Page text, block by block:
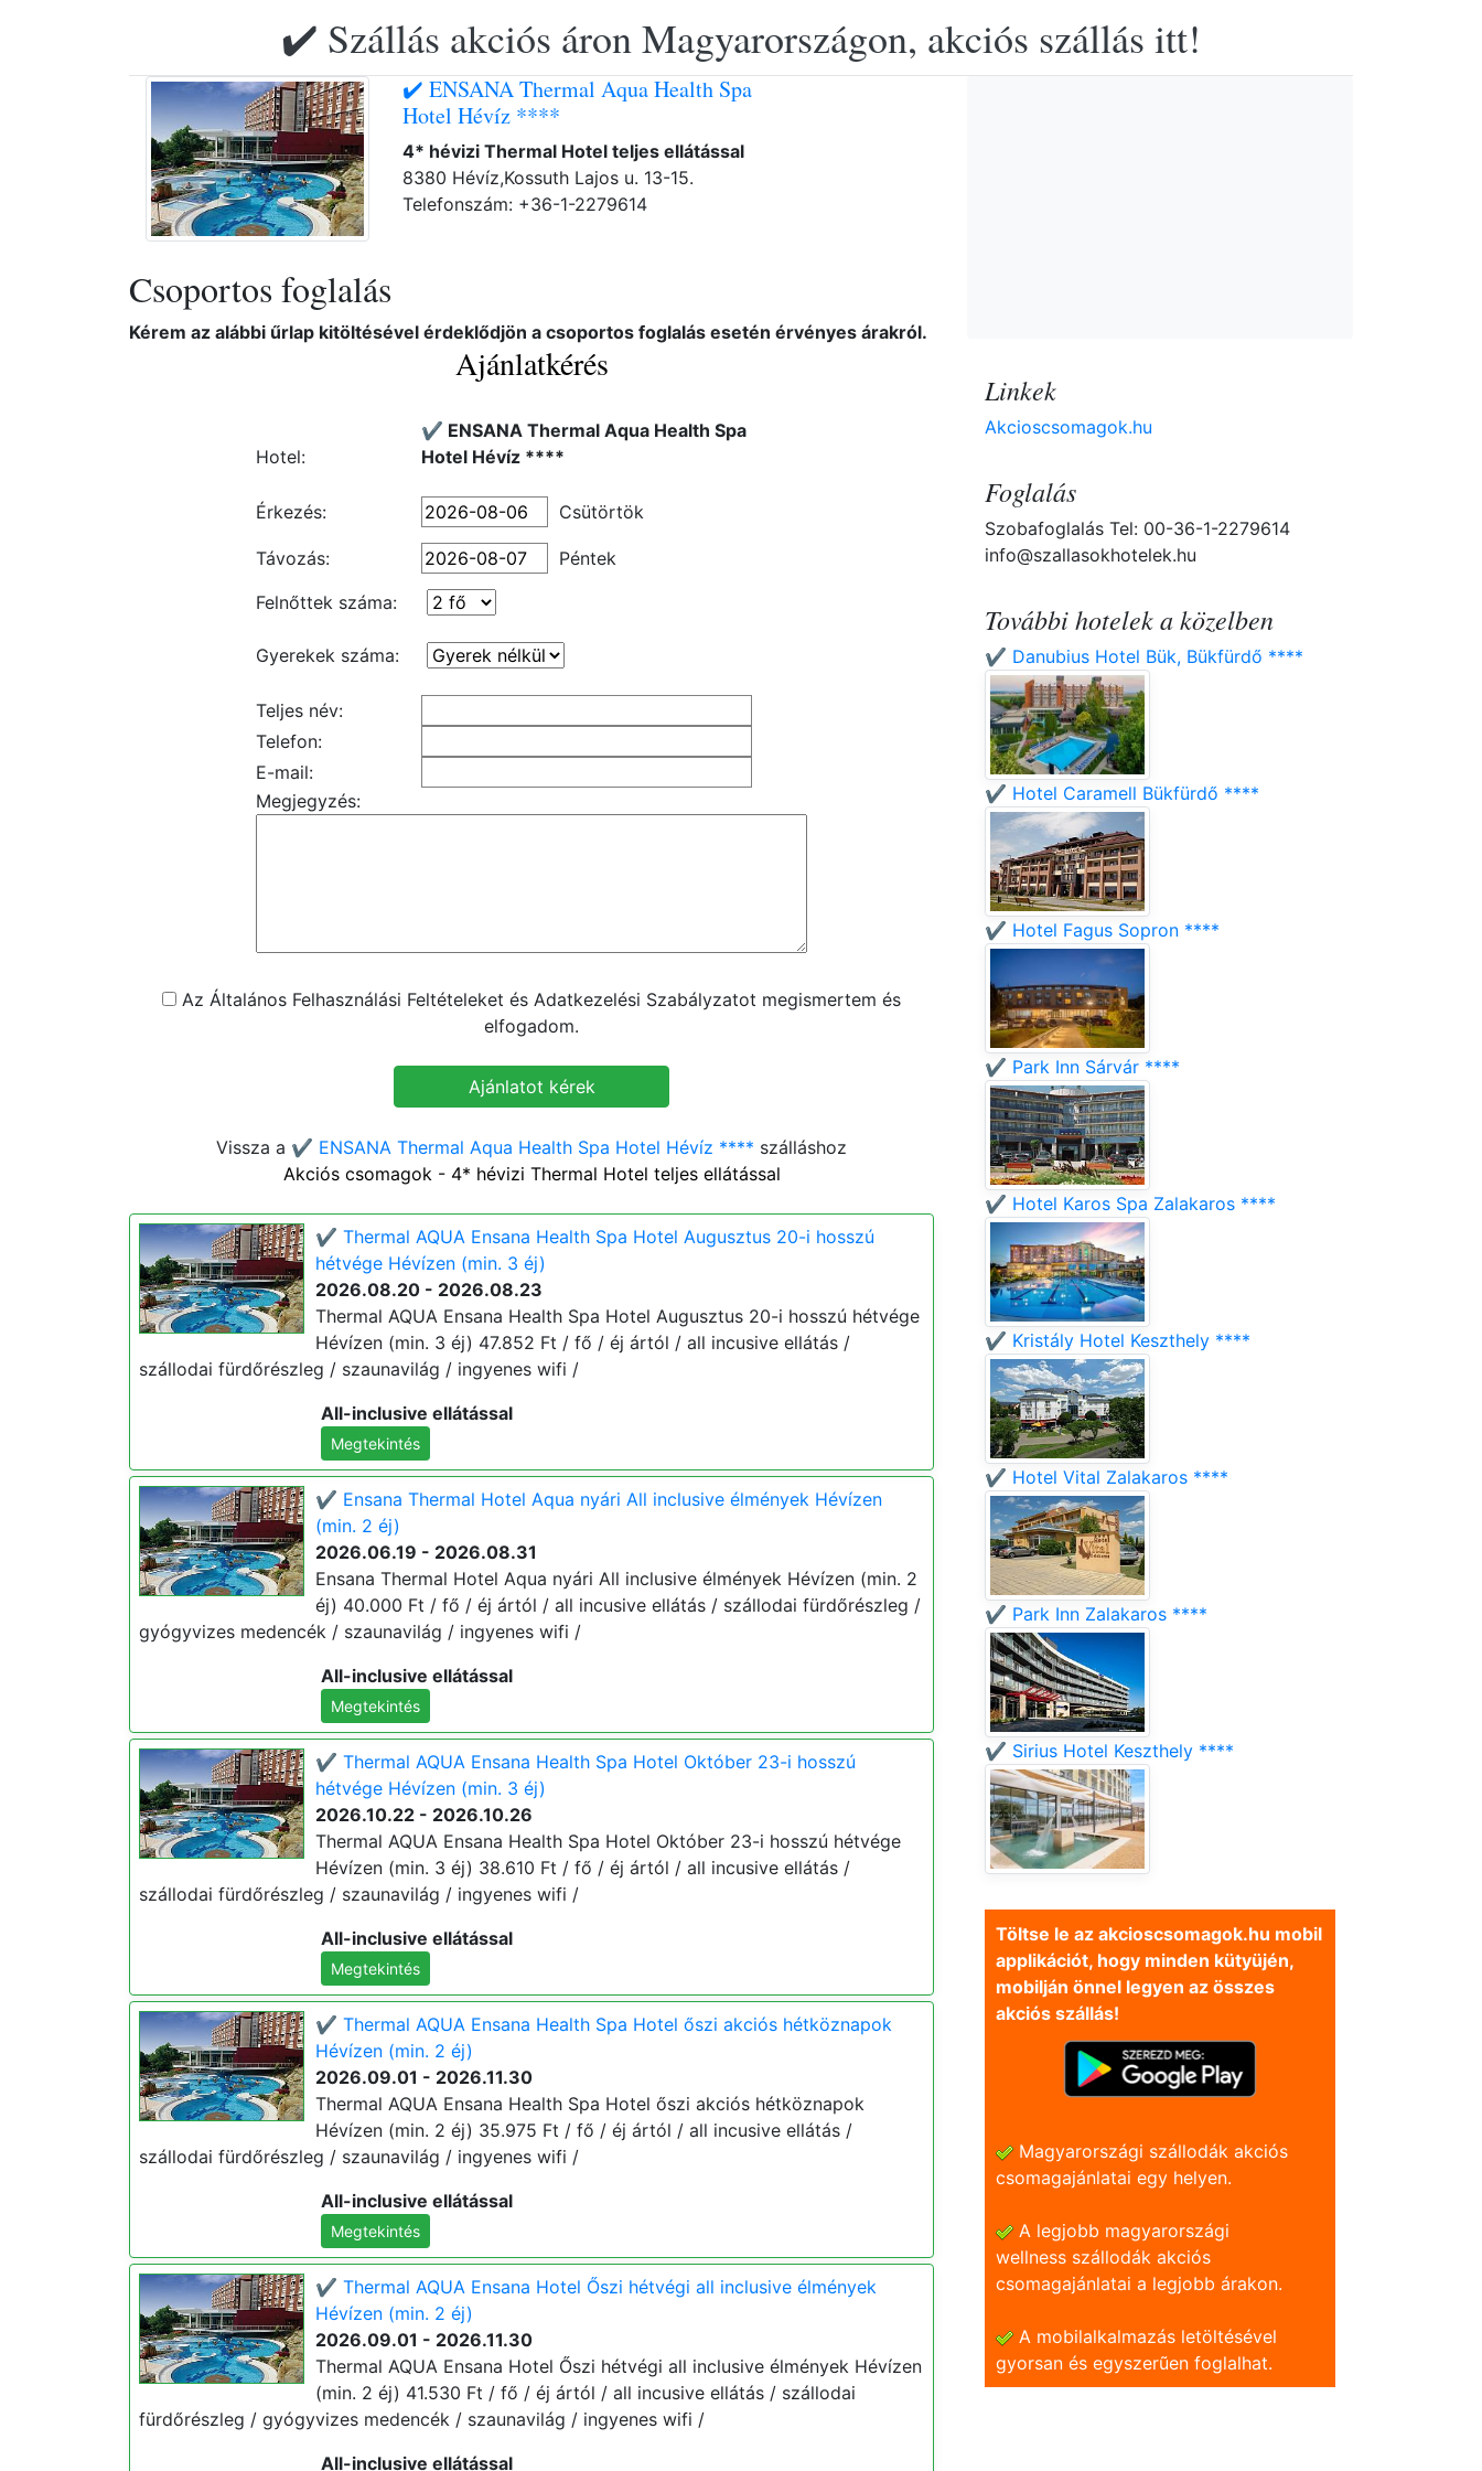
✔️ Szállás akciós áron Magyarországon, akciós szállás itt!
✔️ ENSANA Thermal Aqua Health Spa
Hotel Hévíz ****
4* hévizi Thermal Hotel teljes ellátással
8380 Hévíz,Kossuth Lajos u. 13-15.
Telefonszám: +36-1-2279614
Csoportos foglalás
Kérem az alábbi űrlap kitöltésével érdeklődjön a csoportos foglalás esetén érvényes árakról.
Ajánlatkérés
Hotel:
✔️ ENSANA Thermal Aqua Health Spa
Hotel Hévíz ****
Érkezés: Csütörtök
Távozás:
Péntek
Felnőttek száma:
Gyerekek száma:
Teljes név:
Telefon:
E-mail:
Megjegyzés:
Az Általános Felhasználási Feltételeket és Adatkezelési Szabályzatot megismertem és
elfogadom.
Vissza a ✔️ ENSANA Thermal Aqua Health Spa Hotel Hévíz **** szálláshoz
Akciós csomagok - 4* hévizi Thermal Hotel teljes ellátással
✔️ Thermal AQUA Ensana Health Spa Hotel Augusztus 20-i hosszú
hétvége Hévízen (min. 3 éj)
2026.08.20 - 2026.08.23
Thermal AQUA Ensana Health Spa Hotel Augusztus 20-i hosszú hétvége
Hévízen (min. 3 éj) 47.852 Ft / fő / éj ártól / all incusive ellátás /
szállodai fürdőrészleg / szaunavilág / ingyenes wifi /
All-inclusive ellátással
Megtekintés
✔️ Ensana Thermal Hotel Aqua nyári All inclusive élmények Hévízen
(min. 2 éj)
2026.06.19 - 2026.08.31
Ensana Thermal Hotel Aqua nyári All inclusive élmények Hévízen (min. 2
éj) 40.000 Ft / fő / éj ártól / all incusive ellátás / szállodai fürdőrészleg /
gyógyvizes medencék / szaunavilág / ingyenes wifi /
All-inclusive ellátással
Megtekintés
✔️ Thermal AQUA Ensana Health Spa Hotel Október 23-i hosszú
hétvége Hévízen (min. 3 éj)
2026.10.22 - 2026.10.26
Thermal AQUA Ensana Health Spa Hotel Október 23-i hosszú hétvége
Hévízen (min. 3 éj) 38.610 Ft / fő / éj ártól / all incusive ellátás /
szállodai fürdőrészleg / szaunavilág / ingyenes wifi /
All-inclusive ellátással
Megtekintés
✔️ Thermal AQUA Ensana Health Spa Hotel őszi akciós hétköznapok
Hévízen (min. 2 éj)
2026.09.01 - 2026.11.30
Thermal AQUA Ensana Health Spa Hotel őszi akciós hétköznapok
Hévízen (min. 2 éj) 35.975 Ft / fő / éj ártól / all incusive ellátás /
szállodai fürdőrészleg / szaunavilág / ingyenes wifi /
All-inclusive ellátással
Megtekintés
✔️ Thermal AQUA Ensana Hotel Őszi hétvégi all inclusive élmények
Hévízen (min. 2 éj)
2026.09.01 - 2026.11.30
Thermal AQUA Ensana Hotel Őszi hétvégi all inclusive élmények Hévízen
(min. 2 éj) 41.530 Ft / fő / éj ártól / all incusive ellátás / szállodai
fürdőrészleg / gyógyvizes medencék / szaunavilág / ingyenes wifi /
All-inclusive ellátással
Linkek
Akcioscsomagok.hu
Foglalás
Szobafoglalás Tel: 00-36-1-2279614
info@szallasokhotelek.hu
További hotelek a közelben
✔️ Danubius Hotel Bük, Bükfürdő ****
✔️ Hotel Caramell Bükfürdő ****
✔️ Hotel Fagus Sopron ****
✔️ Park Inn Sárvár ****
✔️ Hotel Karos Spa Zalakaros ****
✔️ Kristály Hotel Keszthely ****
✔️ Hotel Vital Zalakaros ****
✔️ Park Inn Zalakaros ****
✔️ Sirius Hotel Keszthely ****
Töltse le az akcioscsomagok.hu mobil
applikációt, hogy minden kütyüjén,
mobilján önnel legyen az összes
akciós szállás!
Magyarországi szállodák akciós
csomagajánlatai egy helyen.
A legjobb magyarországi
wellness szállodák akciós
csomagajánlatai a legjobb árakon.
A mobilalkalmazás letöltésével
gyorsan és egyszerũen foglalhat.